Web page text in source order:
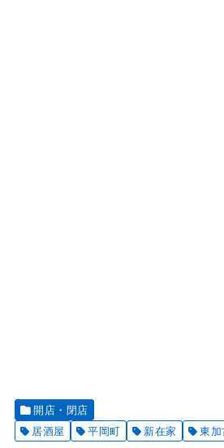
開店・閉店
居酒屋
平岡町 新在家 東